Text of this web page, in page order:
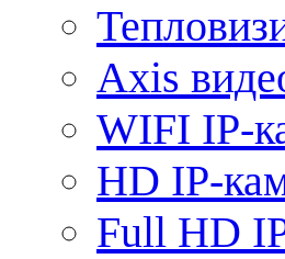
Axis
WIFI IP-
HD IP-
Full HD